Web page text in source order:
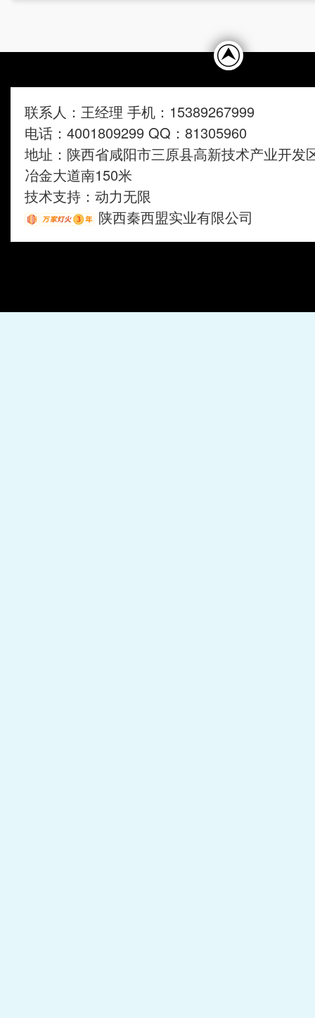
联系人：王经理 手机：15389267999
电话：4001809299 QQ：81305960
地址：陕西省咸阳市三原县高新技术产业开发
冶金大道南150米
技术支持： 动力无限
陕西秦西盟实业有限公司